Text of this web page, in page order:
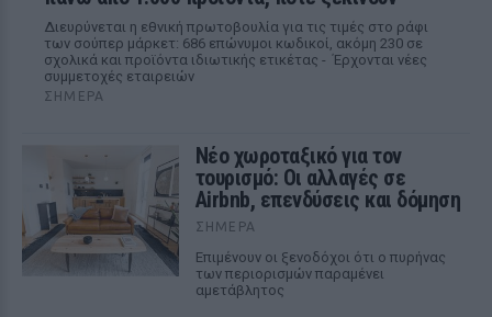
Διευρύνεται η εθνική πρωτοβουλία για τις τιμές στο ράφι
των σούπερ μάρκετ: 686 επώνυμοι κωδικοί, ακόμη 230 σε
σχολικά και προϊόντα ιδιωτικής ετικέτας - Έρχονται νέες
συμμετοχές εταιρειών
ΣΉΜΕΡΑ
Νέο χωροταξικό για τον
τουρισμό: Οι αλλαγές σε
Airbnb, επενδύσεις και δόμηση
ΣΉΜΕΡΑ
Επιμένουν οι ξενοδόχοι ότι ο πυρήνας
των περιορισμών παραμένει
αμετάβλητος